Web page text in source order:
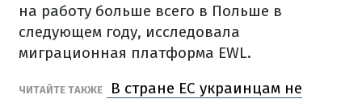
на работу больше всего в Польше в
следующем году, исследовала
миграционная платформа EWL.
ЧИТАЙТЕ ТАКЖЕ
В стране ЕС украинцам не